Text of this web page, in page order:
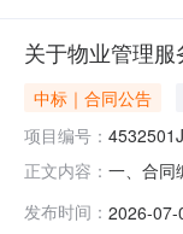
关于物业管理
中标｜合同公告
项目编号：
正文内容： 一、合同
哈尼族彝
发布时间： 2026-07-